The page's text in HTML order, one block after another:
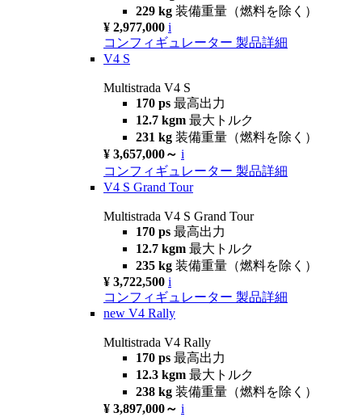
229 kg 装備重量（燃料を除く）
¥ 2,977,000 i
コンフィギュレーター 製品詳細
V4 S
Multistrada V4 S
170 ps 最高出力
12.7 kgm 最大トルク
231 kg 装備重量（燃料を除く）
¥ 3,657,000～ i
コンフィギュレーター 製品詳細
V4 S Grand Tour
Multistrada V4 S Grand Tour
170 ps 最高出力
12.7 kgm 最大トルク
235 kg 装備重量（燃料を除く）
¥ 3,722,500 i
コンフィギュレーター 製品詳細
new V4 Rally
Multistrada V4 Rally
170 ps 最高出力
12.3 kgm 最大トルク
238 kg 装備重量（燃料を除く）
¥ 3,897,000～ i